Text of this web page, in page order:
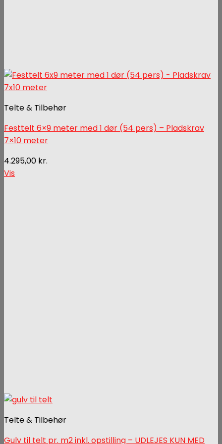
Telte & Tilbehør
Festtelt 6×9 meter med 1 dør (54 pers) – Pladskrav
7×10 meter
4.295,00 kr.
Vis
Telte & Tilbehør
Gulv til telt pr. m2 inkl. opstilling – UDLEJES KUN MED